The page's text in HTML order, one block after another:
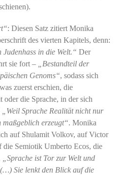
: Diesen Satz zitiert Monika
des vierten Kapitels, denn:
Judenhass in die Welt.“ Der
sie fort –
„Bestandteil der
Genoms“, sodass sich
zuerst erschien, die
die Sprache, in der sich
„Weil Sprache Realität nicht nur
maßgeblich erzeugt“. Monika
auf Shulamit Volkov, auf Victor
die Semiotik Umberto Ecos, die
„Sprache ist Tor zur Welt und
Sie lenkt den Blick auf die